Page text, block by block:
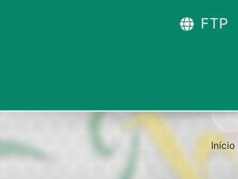
FTP
Início